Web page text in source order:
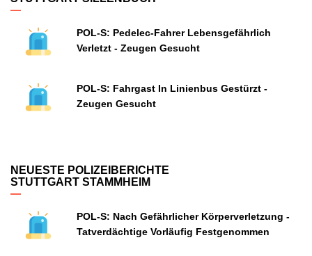
POL-S: Pedelec-Fahrer Lebensgefährlich
Verletzt - Zeugen Gesucht
POL-S: Fahrgast In Linienbus Gestürzt -
Zeugen Gesucht
NEUESTE POLIZEIBERICHTE
STUTTGART STAMMHEIM
POL-S: Nach Gefährlicher Körperverletzung -
Tatverdächtige Vorläufig Festgenommen